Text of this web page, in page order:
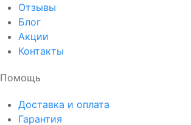
Отзывы
Блог
Акции
Контакты
Помощь
Доставка и оплата
Гарантия